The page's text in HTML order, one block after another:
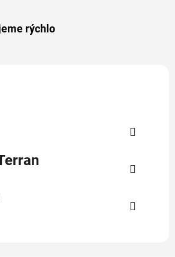
rýchlo